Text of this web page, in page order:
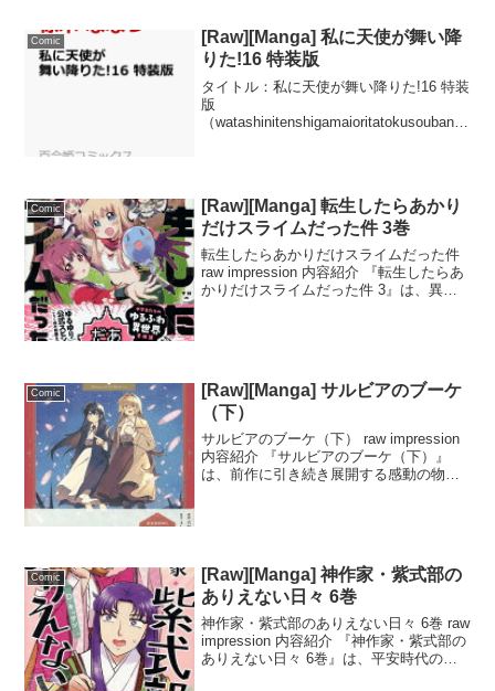
Comic
[Raw][Manga] 私に天使が舞い降
りた!16 特装版
タイトル：私に天使が舞い降りた!16 特装
版
（watashinitenshigamaioritatokusouban）
Comic
[Raw][Manga] 転生したらあかり
だけスライムだった件 3巻
転生したらあかりだけスライムだった件
raw impression 内容紹介 『転生したらあ
かりだけスライムだった件 3』は、異世
Comic
[Raw][Manga] サルビアのブーケ
（下）
サルビアのブーケ（下） raw impression
内容紹介 『サルビアのブーケ（下）』
は、前作に引き続き展開する感動の物語
Comic
[Raw][Manga] 神作家・紫式部の
ありえない日々 6巻
神作家・紫式部のありえない日々 6巻 raw
impression 内容紹介 『神作家・紫式部の
ありえない日々 6巻』は、平安時代の文